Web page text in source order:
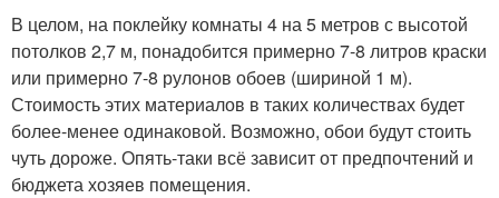
В целом, на поклейку комнаты 4 на 5 метров с высотой
потолков 2,7 м, понадобится примерно 7-8 литров краски
или примерно 7-8 рулонов обоев (шириной 1 м).
Стоимость этих материалов в таких количествах будет
более-менее одинаковой. Возможно, обои будут стоить
чуть дороже. Опять-таки всё зависит от предпочтений и
бюджета хозяев помещения.